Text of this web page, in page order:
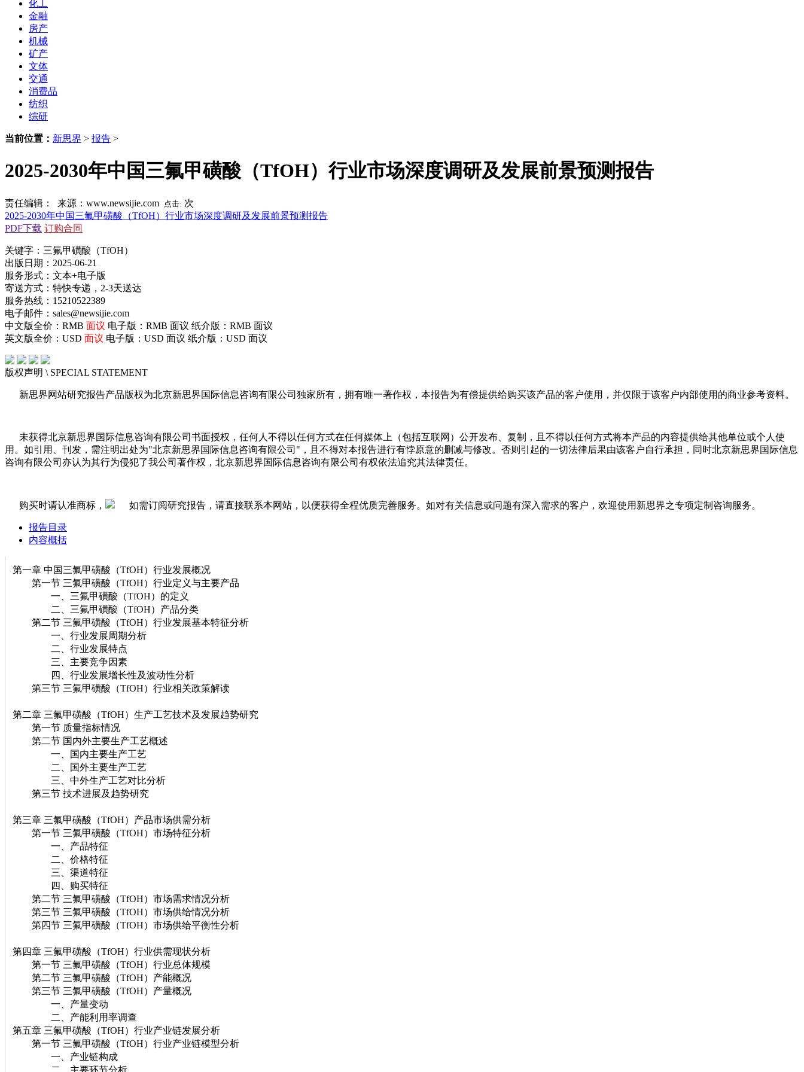
化工
金融
房产
机械
矿产
文体
交通
消费品
纺织
综研
当前位置： 新思界 > 报告 >
2025-2030年中国三氟甲磺酸（TfOH）行业市场深度调研及发展前景预测报告
责任编辑： 来源：www.newsijie.com 点击: 次
2025-2030年中国三氟甲磺酸（TfOH）行业市场深度调研及发展前景预测报告
PDF下载 订购合同
关键字：三氟甲磺酸（TfOH）
出版日期：2025-06-21
服务形式：文本+电子版
寄送方式：特快专递，2-3天送达
服务热线：15210522389
电子邮件：sales@newsijie.com
中文版全价：RMB 面议 电子版：RMB 面议 纸介版：RMB 面议
英文版全价：USD 面议 电子版：USD 面议 纸介版：USD 面议
版权声明 \ SPECIAL STATEMENT
新思界网站研究报告产品版权为北京新思界国际信息咨询有限公司独家所有，拥有唯一著作权，本报告为有偿提供给购买该产品的客户使用，并仅限于该客户内部使用的商业参考资料。
未获得北京新思界国际信息咨询有限公司书面授权，任何人不得以任何方式在任何媒体上（包括互联网）公开发布、复制，且不得以任何方式将本产品的内容提供给其他单位或个人使
用。如引用、刊发，需注明出处为"北京新思界国际信息咨询有限公司"，且不得对本报告进行有悖原意的删减与修改。否则引起的一切法律后果由该客户自行承担，同时北京新思界国际信息
咨询有限公司亦认为其行为侵犯了我公司著作权，北京新思界国际信息咨询有限公司有权依法追究其法律责任。
购买时请认准商标， 如需订阅研究报告，请直接联系本网站，以便获得全程优质完善服务。如对有关信息或问题有深入需求的客户，欢迎使用新思界之专项定制咨询服务。
报告目录
内容概括
第一章 中国三氟甲磺酸（TfOH）行业发展概况
第一节 三氟甲磺酸（TfOH）行业定义与主要产品
一、三氟甲磺酸（TfOH）的定义
二、三氟甲磺酸（TfOH）产品分类
第二节 三氟甲磺酸（TfOH）行业发展基本特征分析
一、行业发展周期分析
二、行业发展特点
三、主要竞争因素
四、行业发展增长性及波动性分析
第三节 三氟甲磺酸（TfOH）行业相关政策解读
第二章 三氟甲磺酸（TfOH）生产工艺技术及发展趋势研究
第一节 质量指标情况
第二节 国内外主要生产工艺概述
一、国内主要生产工艺
二、国外主要生产工艺
三、中外生产工艺对比分析
第三节 技术进展及趋势研究
第三章 三氟甲磺酸（TfOH）产品市场供需分析
第一节 三氟甲磺酸（TfOH）市场特征分析
一、产品特征
二、价格特征
三、渠道特征
四、购买特征
第二节 三氟甲磺酸（TfOH）市场需求情况分析
第三节 三氟甲磺酸（TfOH）市场供给情况分析
第四节 三氟甲磺酸（TfOH）市场供给平衡性分析
第四章 三氟甲磺酸（TfOH）行业供需现状分析
第一节 三氟甲磺酸（TfOH）行业总体规模
第二节 三氟甲磺酸（TfOH）产能概况
第三节 三氟甲磺酸（TfOH）产量概况
一、产量变动
二、产能利用率调查
第五章 三氟甲磺酸（TfOH）行业产业链发展分析
第一节 三氟甲磺酸（TfOH）行业产业链模型分析
一、产业链构成
二、主要环节分析